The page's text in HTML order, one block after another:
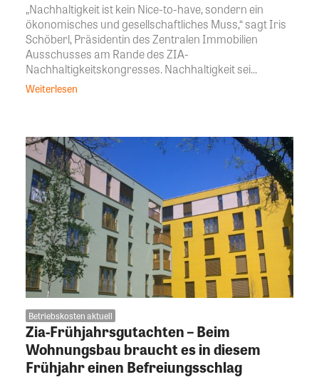
„Nachhaltigkeit ist kein Nice-to-have, sondern ein
ökonomisches und gesellschaftliches Muss,“ sagt Iris
Schöberl, Präsidentin des Zentralen Immobilien
Ausschusses am Rande des ZIA-
Nachhaltigkeitskongresses. Nachhaltigkeit sei...
Weiterlesen
Betriebskosten aktuell
Zia-Frühjahrsgutachten – Beim
Wohnungsbau braucht es in diesem
Frühjahr einen Befreiungsschlag